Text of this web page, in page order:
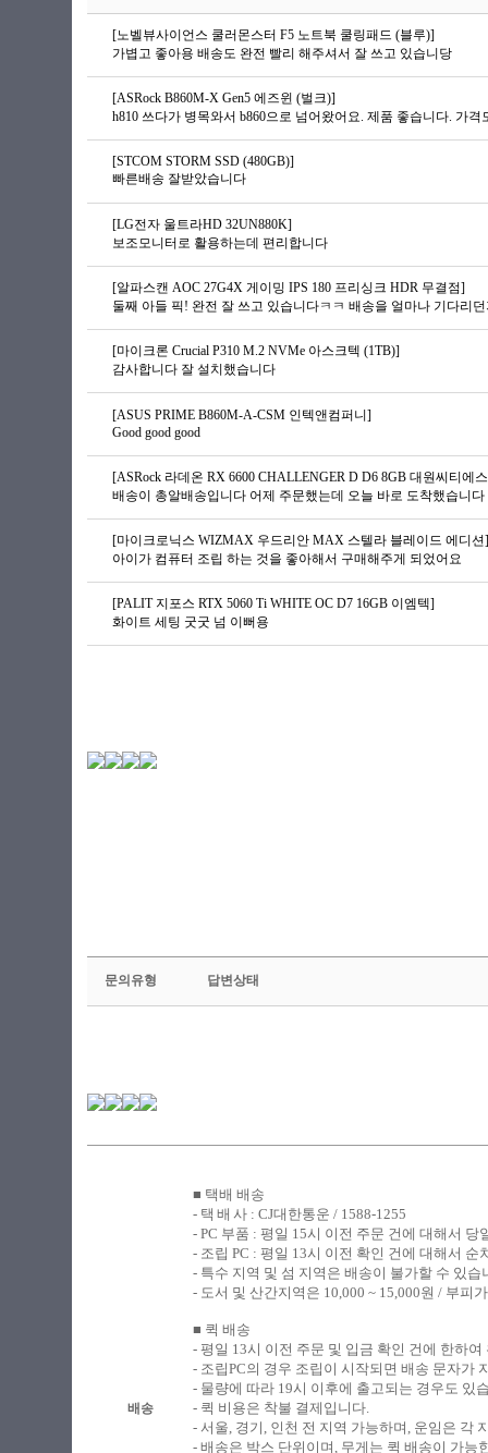
[노벨뷰사이언스 쿨러몬스터 F5 노트북 쿨링패드 (블루)]
가볍고 좋아용 배송도 완전 빨리 해주셔서 잘 쓰고 있습니당
[ASRock B860M-X Gen5 에즈윈 (벌크)]
h810 쓰다가 병목와서 b860으로 넘어왔어요. 제품 좋습니다. 가격
[STCOM STORM SSD (480GB)]
빠른배송 잘받았습니다
[LG전자 울트라HD 32UN880K]
보조모니터로 활용하는데 편리합니다
[알파스캔 AOC 27G4X 게이밍 IPS 180 프리싱크 HDR 무결점]
[마이크론 Crucial P310 M.2 NVMe 아스크텍 (1TB)]
감사합니다 잘 설치했습니다
[ASUS PRIME B860M-A-CSM 인텍앤컴퍼니]
Good good good
[ASRock 라데온 RX 6600 CHALLENGER D D6 8GB 대원씨티에
배송이 총알배송입니다 어제 주문했는데 오늘 바로 도착했습니
[마이크로닉스 WIZMAX 우드리안 MAX 스텔라 블레이드 에디션]
아이가 컴퓨터 조립 하는 것을 좋아해서 구매해주게 되었어요
[PALIT 지포스 RTX 5060 Ti WHITE OC D7 16GB 이엠텍]
화이트 세팅 굿굿 넘 이뻐용
문의유형 답변상태
배송
■ 택배 배송
​- 택 배 사 : CJ대한통운 / 1588-1255
- PC 부품 : 평일 15시 이전 주문 건에 대해서 당
- 조립 PC : 평일 13시 이전 확인 건에 대해서
- 특수 지역 및 섬 지역은 배송이 불가할 수 있습
- 도서 및 산간지역은 10,000 ~ 15,000원 / 부피
■ 퀵 배송
​- 평일 13시 이전 주문 및 입금 확인 건에 한하
- 조립PC의 경우 조립이 시작되면 배송 문자가
- 물량에 따라 19시 이후에 출고되는 경우도 있
- 퀵 비용은 착불 결제입니다.
- 서울, 경기, 인천 전 지역 가능하며, 운임은 각
- 배송은 박스 단위이며, 무게는 퀵 배송이 가능